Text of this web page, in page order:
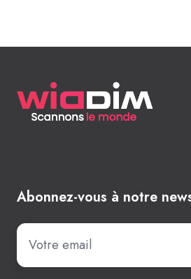
Abonnez-vous à notre